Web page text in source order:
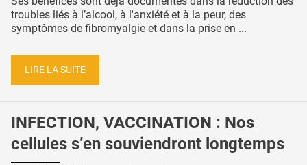
troubles liés à l’alcool, à l'anxiété et à la peur, des
symptômes de fibromyalgie et dans la prise en ...
LIRE LA SUITE
INFECTION, VACCINATION : Nos
cellules s’en souviendront longtemps